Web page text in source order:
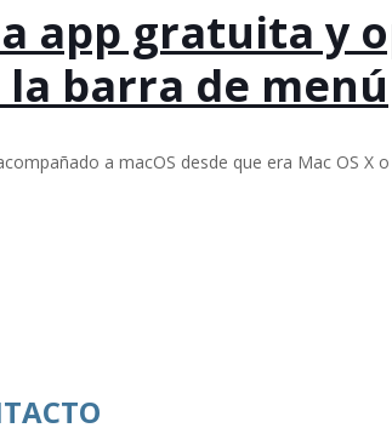
app gratuita y
la barra de menú
a macOS desde que era Mac OS X